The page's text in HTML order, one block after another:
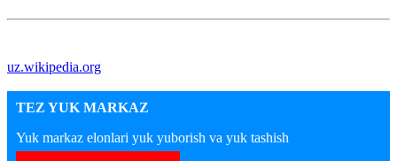
uz.wikipedia.org
TEZ YUK MARKAZ
Yuk markaz elonlari yuk yuborish va yuk tashish